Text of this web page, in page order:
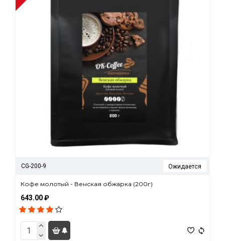
CG-200-9 Ожидается
Кофе молотый - Венская обжарка (200г)
643.00 ₽